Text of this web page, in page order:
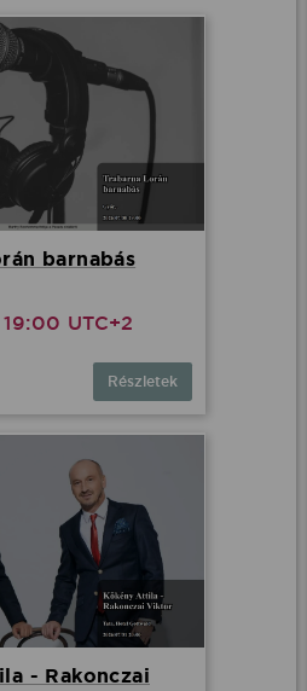
barnabás
UTC+2
Részletek
- Rakonczai